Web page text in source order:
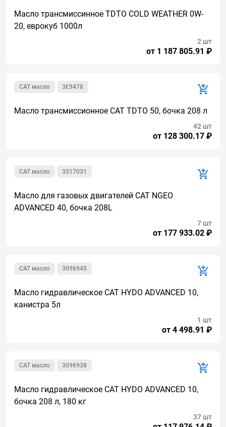
Масло трансмиссинное TDTO COLD WEATHER 0W-
20, еврокуб 1000л
от 1 187 805.91 ₽
2 шт
3E9478
CAT масло
Масло трансмиссионное CAT TDTO 50, бочка 208 л
от 128 300.17 ₽
42 шт
3317031
CAT масло
Масло для газовых двигателей CAT NGEO
ADVANCED 40, бочка 208L
от 177 933.02 ₽
7 шт
3096945
CAT масло
Масло гидравлическое CAT HYDO ADVANCED 10,
канистра 5л
от 4 498.91 ₽
1 шт
3096938
CAT масло
Масло гидравлическое CAT HYDO ADVANCED 10,
бочка 208 л, 180 кг
37 шт